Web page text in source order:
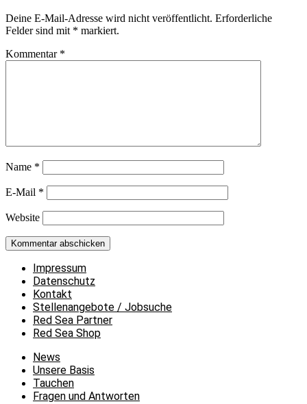
Deine E-Mail-Adresse wird nicht veröffentlicht. Erforderliche
Felder sind mit * markiert.
Kommentar *
Name *
E-Mail *
Website
Impressum
Datenschutz
Kontakt
Stellenangebote / Jobsuche
Red Sea Partner
Red Sea Shop
News
Unsere Basis
Tauchen
Fragen und Antworten